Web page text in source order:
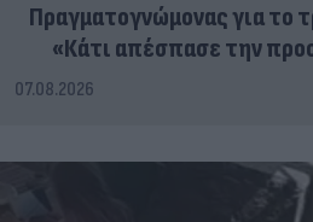
Πραγματογνώμονας για το
«Κάτι απέσπασε την
07.08.2026